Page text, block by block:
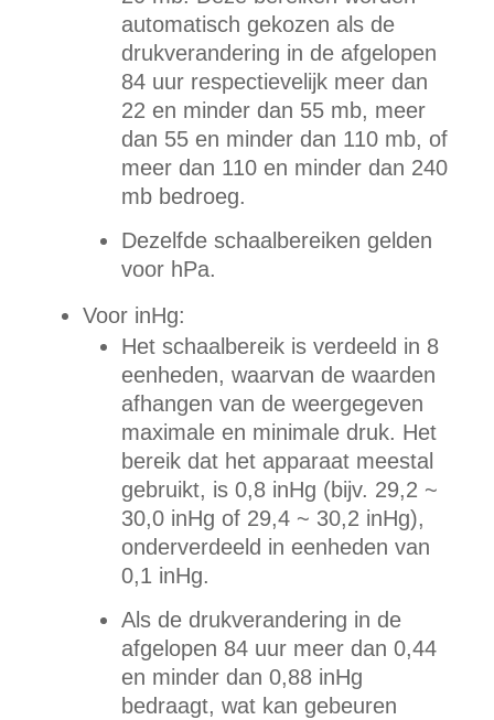
automatisch gekozen als de
drukverandering in de afgelopen
84 uur respectievelijk meer dan
22 en minder dan 55 mb, meer
dan 55 en minder dan 110 mb, of
meer dan 110 en minder dan 240
mb bedroeg.
Dezelfde schaalbereiken gelden
voor hPa.
Voor inHg:
Het schaalbereik is verdeeld in 8
eenheden, waarvan de waarden
afhangen van de weergegeven
maximale en minimale druk. Het
bereik dat het apparaat meestal
gebruikt, is 0,8 inHg (bijv. 29,2 ~
30,0 inHg of 29,4 ~ 30,2 inHg),
onderverdeeld in eenheden van
0,1 inHg.
Als de drukverandering in de
afgelopen 84 uur meer dan 0,44
en minder dan 0,88 inHg
bedraagt, wat kan gebeuren